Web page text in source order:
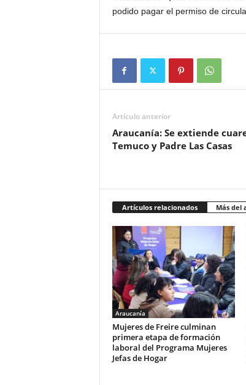
podido pagar el permiso de
Artículo anterior
Araucanía: Se extiende
Temuco y Padre Las Casas
Artículos relacionados Más del
Araucanía
Mujeres de Freire culminan
primera etapa de formación
laboral del Programa Mujeres
Jefas de Hogar